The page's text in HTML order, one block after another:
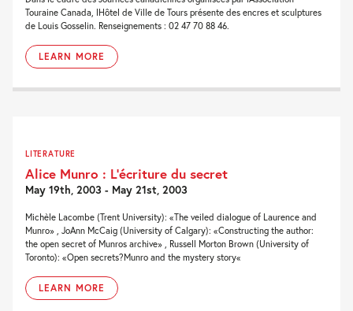
Touraine Canada, lHôtel de Ville de Tours présente des encres et sculptures
de Louis Gosselin. Renseignements : 02 47 70 88 46.
LEARN MORE
LITERATURE
Alice Munro : L’écriture du secret
May 19th, 2003 - May 21st, 2003
Michèle Lacombe (Trent University): «The veiled dialogue of Laurence and
Munro» , JoAnn McCaig (University of Calgary): «Constructing the author:
the open secret of Munros archive» , Russell Morton Brown (University of
Toronto): «Open secrets?Munro and the mystery story«
LEARN MORE